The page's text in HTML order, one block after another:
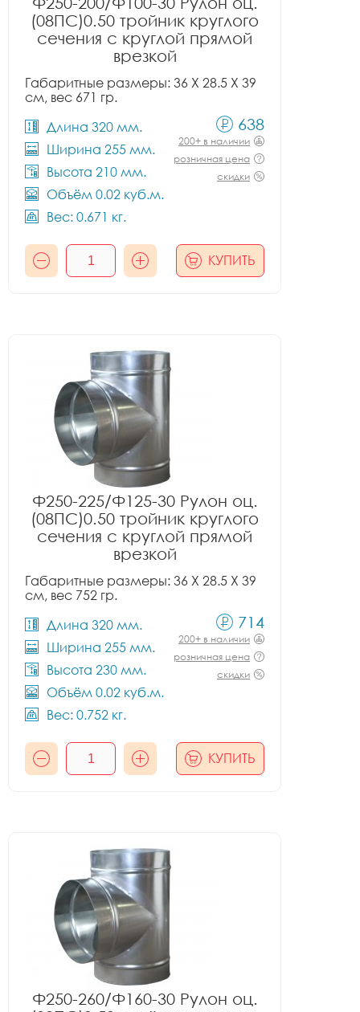
(08ПС)0.50 тройник круглого
сечения с круглой прямой
врезкой
Габаритные размеры: 36 X 28.5 X 39
см, вес 671 гр.
Длина 320 мм.
Ширина 255 мм.
Высота 210 мм.
Объём 0.02 куб.м.
Вес: 0.671 кг.
638
200+ в наличии
розничная цена
скидки
КУПИТЬ
Ф250-225/Ф125-30 Рулон оц.
(08ПС)0.50 тройник круглого
сечения с круглой прямой
врезкой
Габаритные размеры: 36 X 28.5 X 39
см, вес 752 гр.
Длина 320 мм.
Ширина 255 мм.
Высота 230 мм.
Объём 0.02 куб.м.
Вес: 0.752 кг.
714
200+ в наличии
розничная цена
скидки
КУПИТЬ
Ф250-260/Ф160-30 Рулон оц.